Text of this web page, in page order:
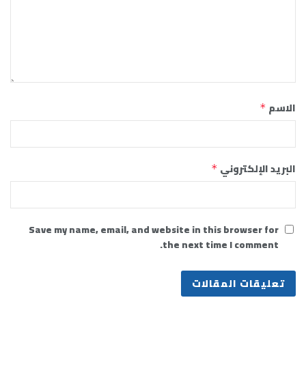
الاسم *
البريد الإلكتروني *
Save my name, email, and website in this browser for
the next time I comment.